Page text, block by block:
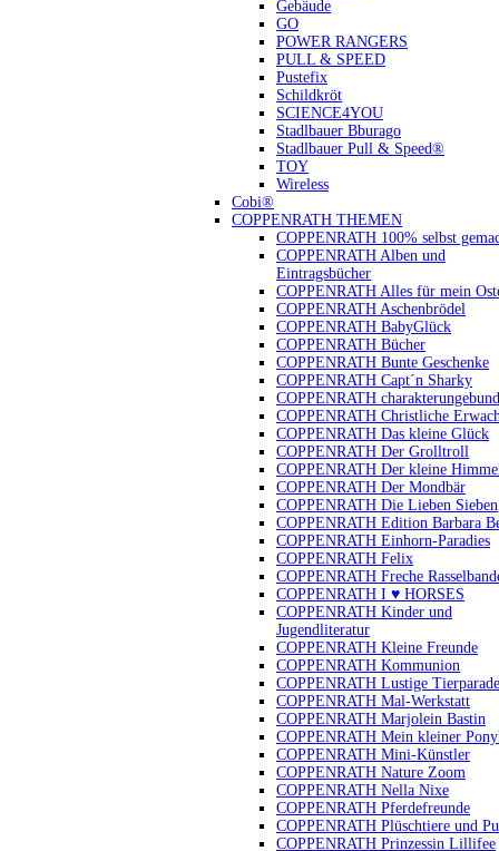
Gebäude
GO
POWER RANGERS
PULL & SPEED
Pustefix
Schildkröt
SCIENCE4YOU
Stadlbauer Bburago
Stadlbauer Pull & Speed®
TOY
Wireless
Cobi®
COPPENRATH THEMEN
COPPENRATH 100% selbst
COPPENRATH Alben und
Eintragsbücher
COPPENRATH Alles für mein
COPPENRATH Aschenbrödel
COPPENRATH BabyGlück
COPPENRATH Bücher
COPPENRATH Bunte Geschenke
COPPENRATH Capt´n Sharky
COPPENRATH
COPPENRATH Christliche
COPPENRATH Das kleine Glück
COPPENRATH Der Grolltroll
COPPENRATH Der kleine
COPPENRATH Der Mondbär
COPPENRATH Die Lieben Sieben
COPPENRATH Edition Barbara
COPPENRATH Einhorn-Paradies
COPPENRATH Felix
COPPENRATH Freche
COPPENRATH I ♥ HORSES
COPPENRATH Kinder und
Jugendliteratur
COPPENRATH Kleine Freunde
COPPENRATH Kommunion
COPPENRATH Lustige Tierparade
COPPENRATH Mal-Werkstatt
COPPENRATH Marjolein Bastin
COPPENRATH Mein kleiner
COPPENRATH Mini-Künstler
COPPENRATH Nature Zoom
COPPENRATH Nella Nixe
COPPENRATH Pferdefreunde
COPPENRATH Plüschtiere und
COPPENRATH Prinzessin Lillifee